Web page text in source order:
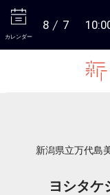
カレンダー
8 7
新潟県立万代島
ヨシタケ